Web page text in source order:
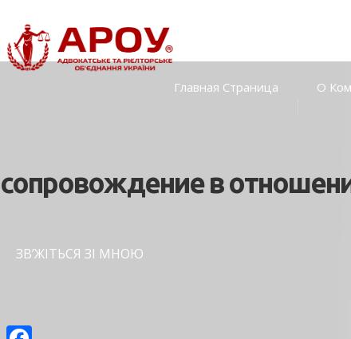
Главная Страница О
сопровождение в
ЗВʼЖІТЬСЯ ЗІ МНОЮ